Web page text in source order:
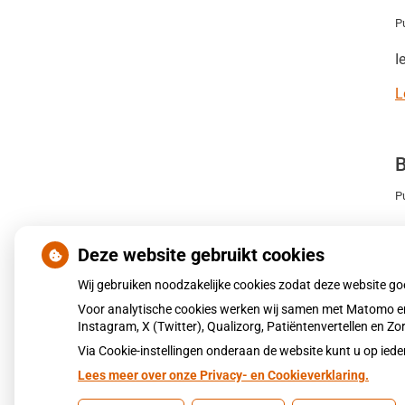
Deze website gebruikt cookies
Wij gebruiken noodzakelijke cookies zodat deze website
Voor analytische cookies werken wij samen met Matomo
Instagram, X (Twitter), Qualizorg, Patiëntenvertellen en
Via Cookie-instellingen onderaan de website kunt u op
Lees meer over onze Privacy- en Cookieverklaring.